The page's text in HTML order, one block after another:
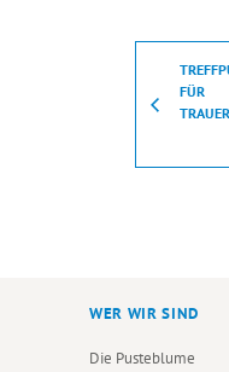
FÜR
WER WIR SIND
Die Pusteblume